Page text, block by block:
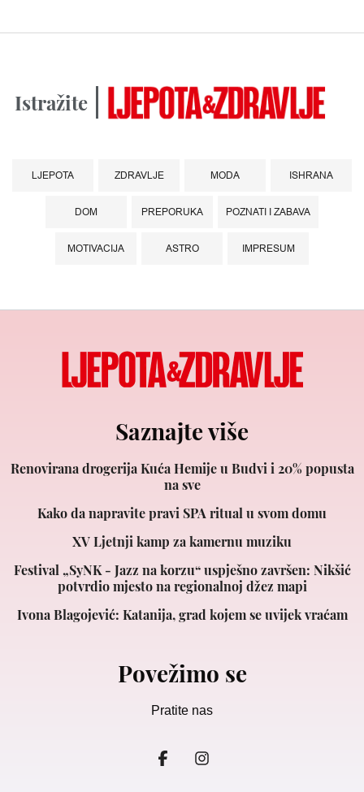
Istražite
LJEPOTA ZDRAVLJE MODA ISHRANA
DOM PREPORUKA POZNATI I ZABAVA
MOTIVACIJA ASTRO IMPRESUM
Saznajte više
Renovirana drogerija Kuća Hemije u Budvi i 20% popusta
na sve
Kako da napravite pravi SPA ritual u svom domu
XV Ljetnji kamp za kamernu muziku
Festival „SyNK - Jazz na korzu“ uspješno završen: Nikšić
potvrdio mjesto na regionalnoj džez mapi
Ivona Blagojević: Katanija, grad kojem se uvijek vraćam
Povežimo se
Pratite nas